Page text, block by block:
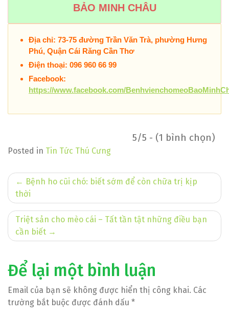
BẢO MINH CHÂU
Địa chỉ: 73-75 đường Trần Văn Trà, phường Hưng
Phú, Quận Cái Răng Cần Thơ
Điện thoại: 096 960 66 99
Facebook:
https://www.facebook.com/
5/5 - (1 bình chọn)
Posted in Tin Tức Thú Cưng
Điều
hướng
bài
viết
Bệnh ho cũi chó: biết sớm để còn chữa trị kịp
thời
Triệt sản cho mèo cái – Tất tần tật những điều bạn
cần biết
Để lại một bình luận
Email của bạn sẽ không được hiển thị công khai. Các
trường bắt buộc được đánh dấu *